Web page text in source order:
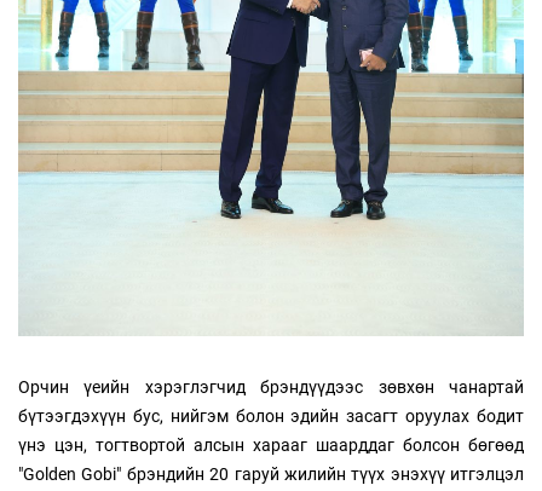
Орчин үеийн хэрэглэгчид брэндүүдээс зөвхөн чанартай
бүтээгдэхүүн бус, нийгэм болон эдийн засагт оруулах бодит
үнэ цэн, тогтвортой алсын харааг шаарддаг болсон бөгөөд
"Golden Gobi" брэндийн 20 гаруй жилийн түүх энэхүү итгэлцэл